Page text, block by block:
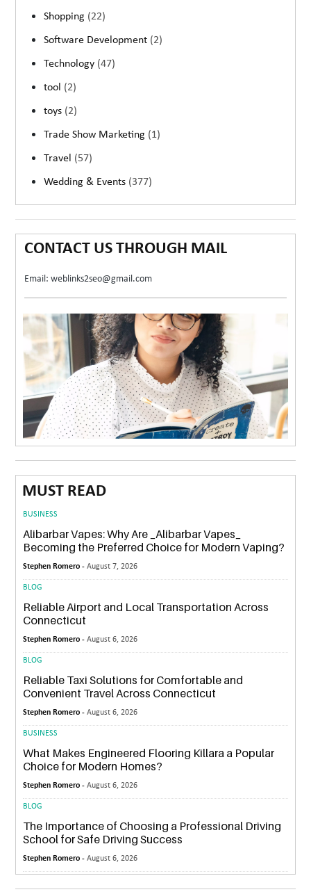
Shopping (22)
Software Development (2)
Technology (47)
tool (2)
toys (2)
Trade Show Marketing (1)
Travel (57)
Wedding & Events (377)
CONTACT US THROUGH MAIL
Email: weblinks2seo@gmail.com
MUST READ
BUSINESS
Alibarbar Vapes: Why Are _Alibarbar Vapes_
Becoming the Preferred Choice for Modern Vaping?
Stephen Romero -August 7, 2026
BLOG
Reliable Airport and Local Transportation Across
Connecticut
Stephen Romero -August 6, 2026
BLOG
Reliable Taxi Solutions for Comfortable and
Convenient Travel Across Connecticut
Stephen Romero -August 6, 2026
BUSINESS
What Makes Engineered Flooring Killara a Popular
Choice for Modern Homes?
Stephen Romero -August 6, 2026
BLOG
The Importance of Choosing a Professional Driving
School for Safe Driving Success
Stephen Romero -August 6, 2026